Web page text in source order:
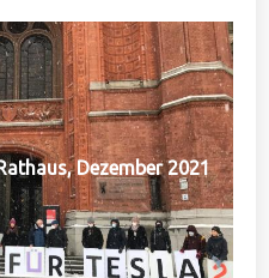
Dezember 2021